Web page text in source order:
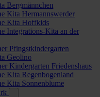
Bergmännchen
Kita Hermannswerder
Kita Hoffkids
Integrations-Kita an der
Pfingstkindergarten
Geolino
Kindergarten Friedenshaus
Kita Regenbogenland
Kita Sonnenblume